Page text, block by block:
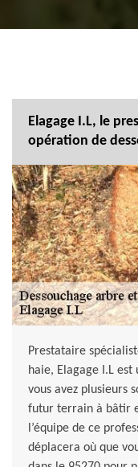
Elagage I.L, le
opération de
Prestataire
haie, Elagage I.L est
vous avez plusieurs
futur terrain à bâtir
l’équipe de ce
déplacera où que